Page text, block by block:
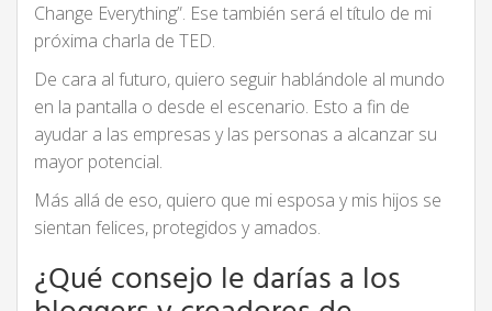
Change Everything”. Ese también será el título de mi
próxima charla de TED.
De cara al futuro, quiero seguir hablándole al mundo
en la pantalla o desde el escenario. Esto a fin de
ayudar a las empresas y las personas a alcanzar su
mayor potencial.
Más allá de eso, quiero que mi esposa y mis hijos se
sientan felices, protegidos y amados.
¿Qué consejo le darías a los